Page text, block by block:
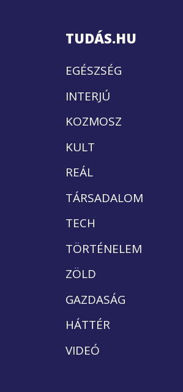
TUDÁS.HU
EGÉSZSÉG
INTERJÚ
KOZMOSZ
KULT
REÁL
TÁRSADALOM
TECH
TÖRTÉNELEM
ZÖLD
GAZDASÁG
HÁTTÉR
VIDEÓ